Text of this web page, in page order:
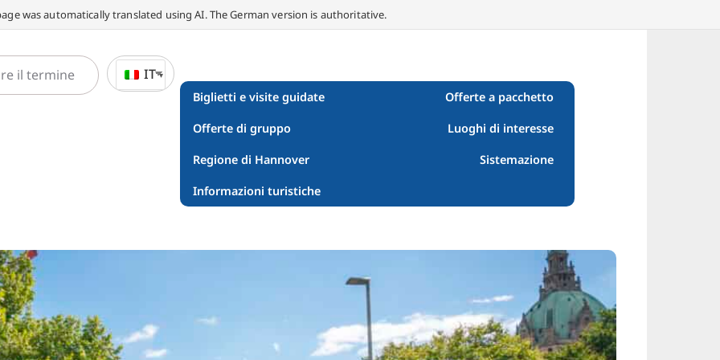
was automatically translated using AI. The German version is authoritative.
IT
Biglietti e visite guidate Offerte a pacchetto
Offerte di gruppo Luoghi di interesse
Regione di Hannover Sistemazione
Informazioni turistiche